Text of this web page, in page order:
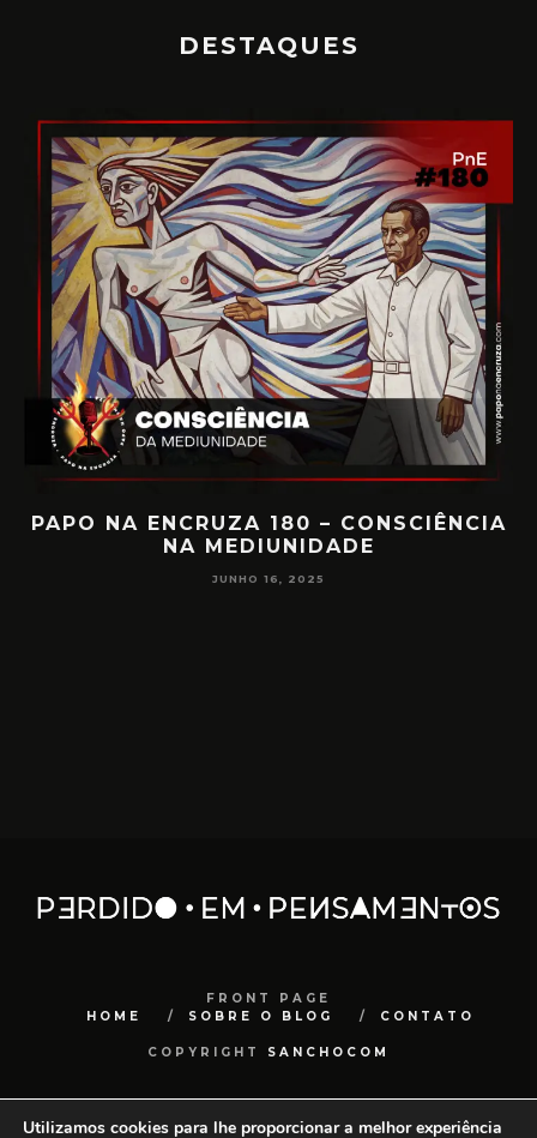
DESTAQUES
PAPO NA ENCRUZA 180 – CONSCIÊNCIA
NA MEDIUNIDADE
JUNHO 16, 2025
FRONT PAGE
HOME
SOBRE O BLOG CONTATO
COPYRIGHT SANCHOCOM
Utilizamos cookies para lhe proporcionar a melhor experiência